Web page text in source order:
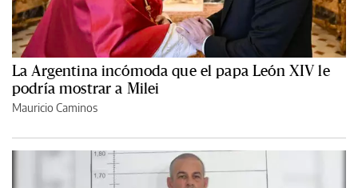
La Argentina incómoda que el papa León XIV le
podría mostrar a Milei
Mauricio Caminos